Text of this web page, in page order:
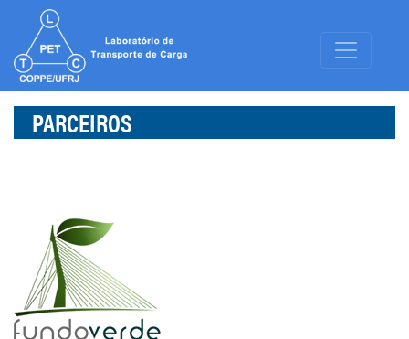
PARCEIROS